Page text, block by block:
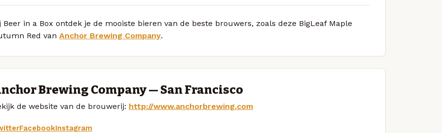
Beer in a Box ontdek je de mooiste bieren van de beste brouwers, zoals deze BigLeaf Maple
Red van Anchor Brewing Company.
Brewing Company — San Francisco
de website van de brouwerij: http://www.anchorbrewing.com
FacebookInstagram